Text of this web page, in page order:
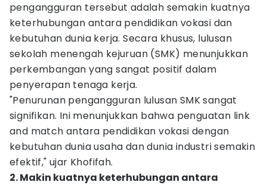
pengangguran tersebut adalah semakin kuatnya
keterhubungan antara pendidikan vokasi dan
kebutuhan dunia kerja. Secara khusus, lulusan
sekolah menengah kejuruan (SMK) menunjukkan
perkembangan yang sangat positif dalam
penyerapan tenaga kerja.
"Penurunan pengangguran lulusan SMK sangat
signifikan. Ini menunjukkan bahwa penguatan link
and match antara pendidikan vokasi dengan
kebutuhan dunia usaha dan dunia industri semakin
efektif," ujar Khofifah.
2. Makin kuatnya keterhubungan antara